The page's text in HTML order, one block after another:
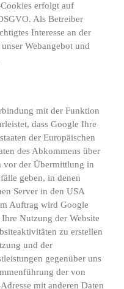
erfolgt auf
Als Betreiber
Interesse an der
Webangebot und
mit der Funktion
dass Google Ihre
der Europäischen
des Abkommens über
vor der Übermittlung in
geben, in denen
Server in den USA
Auftrag wird Google
Nutzung der Website
zu erstellen
und der
gegenüber uns
der von
mit anderen Daten